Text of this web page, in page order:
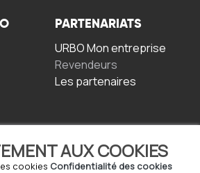
AUX COOKIES
cookies Confidentialité des cookies
PARTENARIATS
URBO Mon entreprise
Revendeurs
Les partenaires